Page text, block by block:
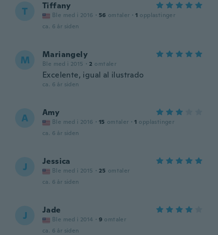
T Tiffany
Ble med i 2016 · 56 omtaler · 1 opplastinger
ca. 6 år siden
M Mariangely
Ble med i 2015 · 2 omtaler
Excelente, igual al ilustrado
ca. 6 år siden
A Amy
Ble med i 2016 · 15 omtaler · 1 opplastinger
ca. 6 år siden
J Jessica
Ble med i 2015 · 25 omtaler
ca. 6 år siden
J Jade
Ble med i 2014 · 9 omtaler
ca. 6 år siden